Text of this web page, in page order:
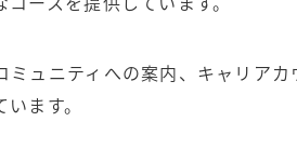
ュニティへの案内、キャリア
ます。